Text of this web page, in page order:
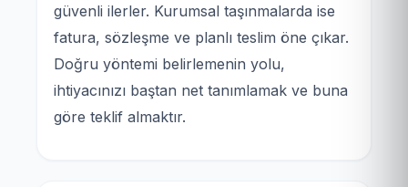
güvenli ilerler. Kurumsal taşınmalarda ise
fatura, sözleşme ve planlı teslim öne çıkar.
Doğru yöntemi belirlemenin yolu,
ihtiyacınızı baştan net tanımlamak ve buna
göre teklif almaktır.